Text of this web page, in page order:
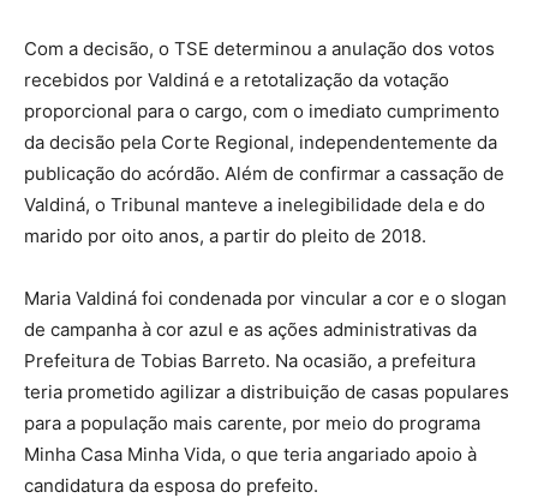
Com a decisão, o TSE determinou a anulação dos votos
recebidos por Valdiná e a retotalização da votação
proporcional para o cargo, com o imediato cumprimento
da decisão pela Corte Regional, independentemente da
publicação do acórdão. Além de confirmar a cassação de
Valdiná, o Tribunal manteve a inelegibilidade dela e do
marido por oito anos, a partir do pleito de 2018.
Maria Valdiná foi condenada por vincular a cor e o slogan
de campanha à cor azul e as ações administrativas da
Prefeitura de Tobias Barreto. Na ocasião, a prefeitura
teria prometido agilizar a distribuição de casas populares
para a população mais carente, por meio do programa
Minha Casa Minha Vida, o que teria angariado apoio à
candidatura da esposa do prefeito.